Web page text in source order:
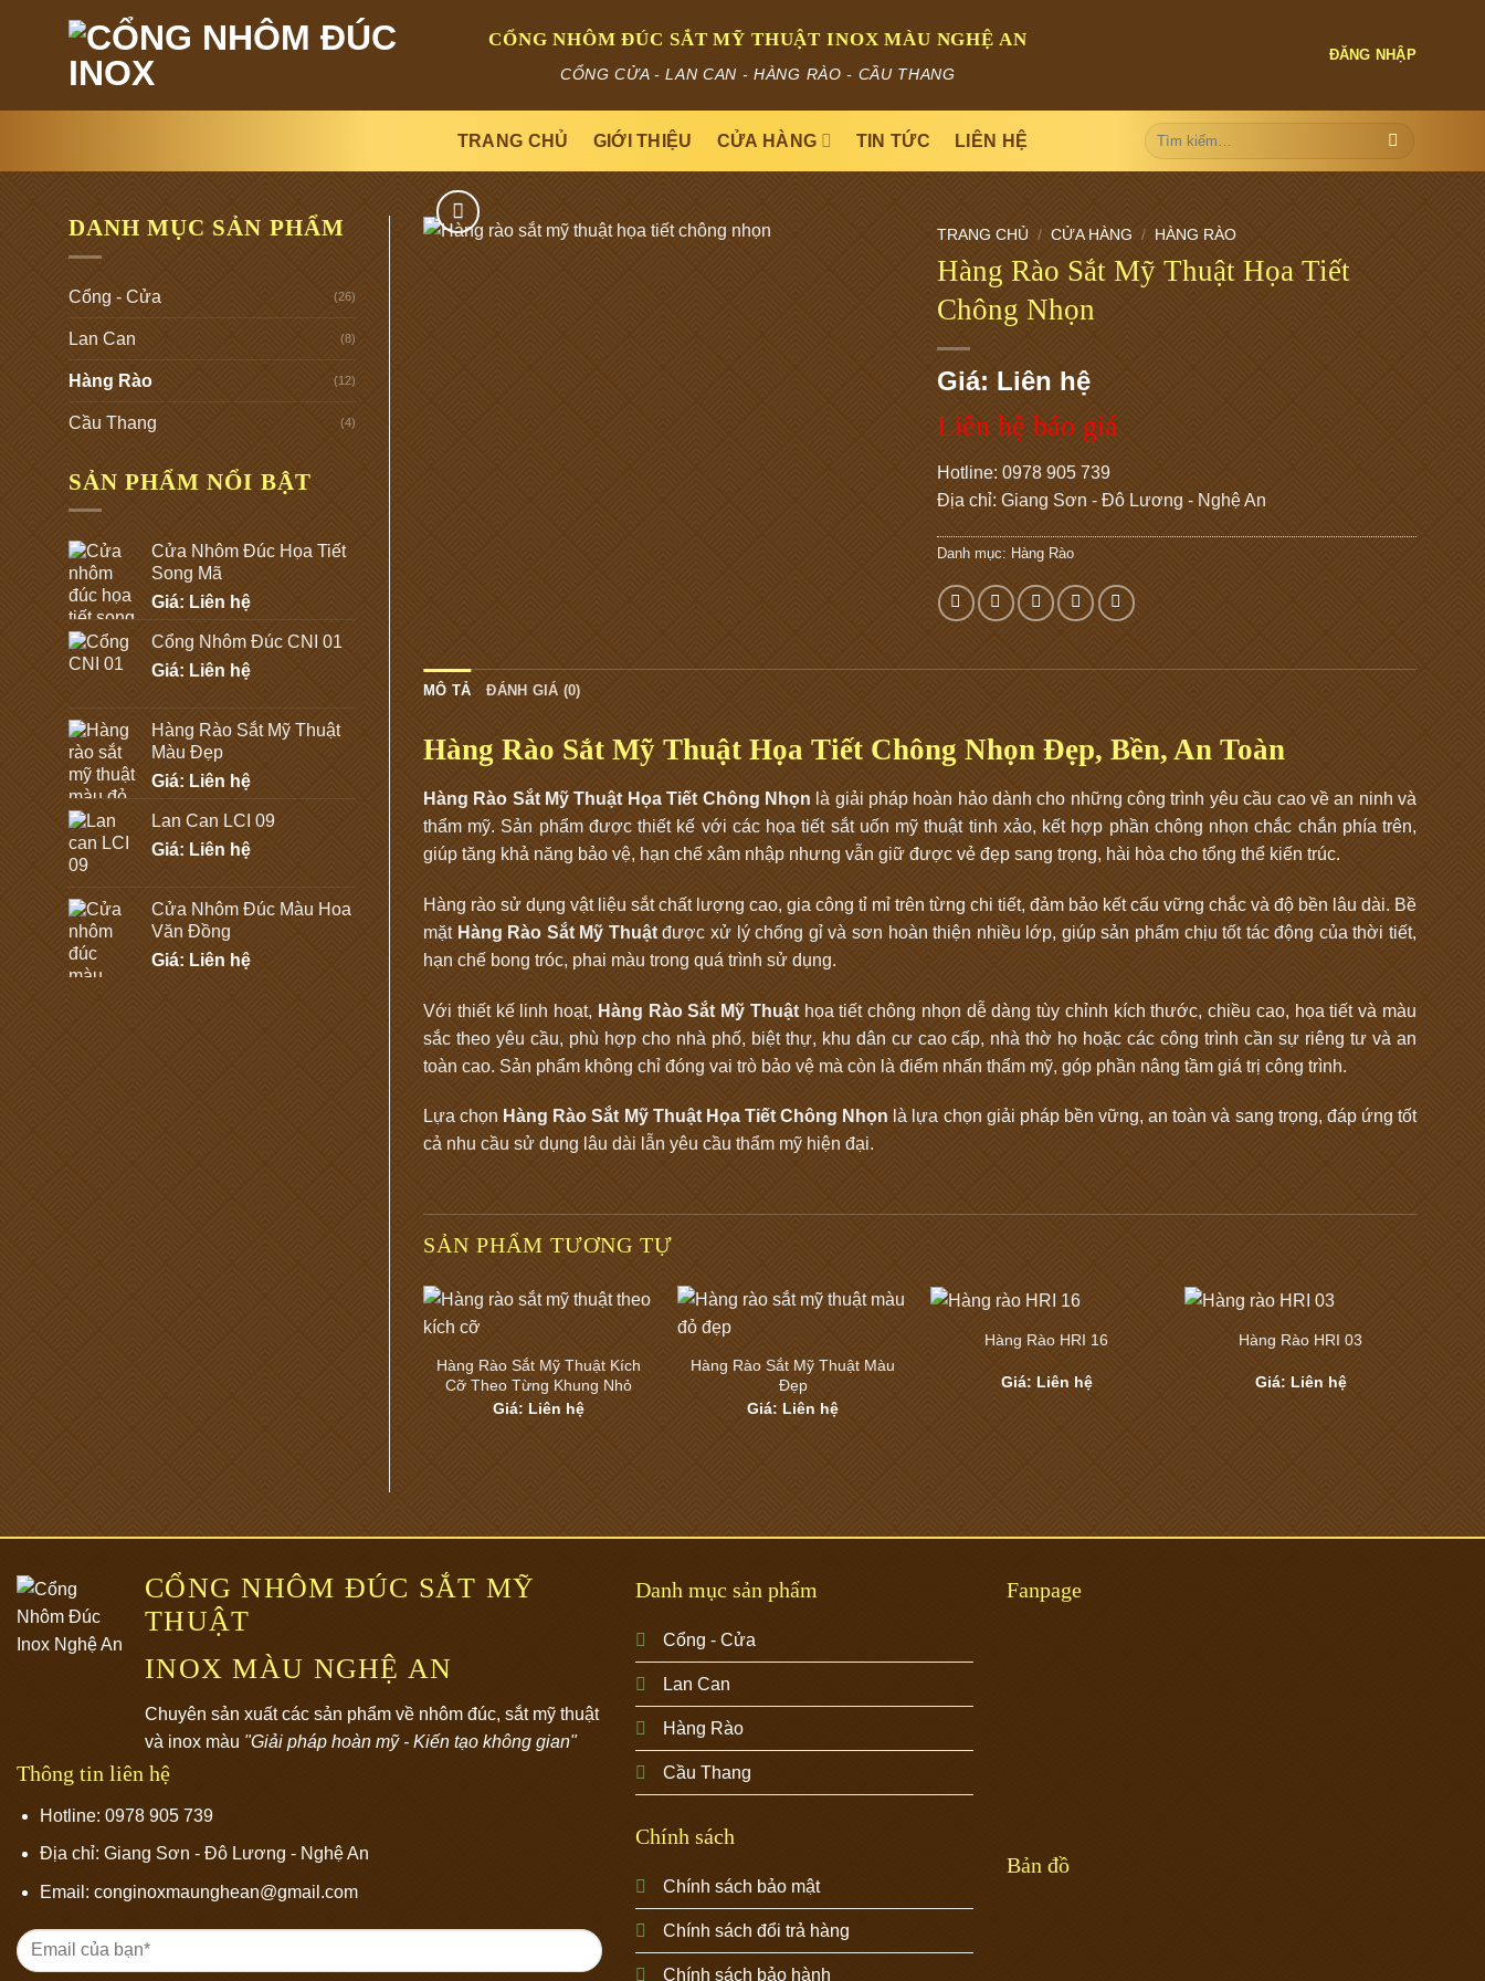
CỔNG NHÔM ĐÚC SẮT MỸ THUẬT INOX MÀU NGHỆ AN
CỔNG CỬA - LAN CAN - HÀNG RÀO - CẦU THANG
ĐĂNG NHẬP
TRANG CHỦ GIỚI THIỆU CỬA HÀNG TIN TỨC LIÊN HỆ
Tìm
kiếm:
DANH MỤC SẢN PHẨM
Cổng - Cửa (26)
Lan Can (8)
Hàng Rào (12)
Cầu Thang (4)
SẢN PHẨM NỔI BẬT
Cửa Nhôm Đúc Họa Tiết
Song Mã
Giá: Liên hệ
Cổng Nhôm Đúc CNI 01
Giá: Liên hệ
Hàng Rào Sắt Mỹ Thuật
Màu Đẹp
Giá: Liên hệ
Lan Can LCI 09
Giá: Liên hệ
Cửa Nhôm Đúc Màu Hoa
Văn Đồng
Giá: Liên hệ
TRANG CHỦ / CỬA HÀNG / HÀNG RÀO
Hàng Rào Sắt Mỹ Thuật Họa Tiết
Chông Nhọn
Giá: Liên hệ
Liên hệ báo giá
Hotline: 0978 905 739
Địa chỉ: Giang Sơn - Đô Lương - Nghệ An
Danh mục: Hàng Rào
MÔ TẢ ĐÁNH GIÁ (0)
Hàng Rào Sắt Mỹ Thuật Họa Tiết Chông Nhọn Đẹp, Bền, An Toàn
Hàng Rào Sắt Mỹ Thuật Họa Tiết Chông Nhọn là giải pháp hoàn hảo dành cho những công trình yêu cầu cao về an ninh và
thẩm mỹ. Sản phẩm được thiết kế với các họa tiết sắt uốn mỹ thuật tinh xảo, kết hợp phần chông nhọn chắc chắn phía trên,
giúp tăng khả năng bảo vệ, hạn chế xâm nhập nhưng vẫn giữ được vẻ đẹp sang trọng, hài hòa cho tổng thể kiến trúc.
Hàng rào sử dụng vật liệu sắt chất lượng cao, gia công tỉ mỉ trên từng chi tiết, đảm bảo kết cấu vững chắc và độ bền lâu dài. Bề
mặt Hàng Rào Sắt Mỹ Thuậtđược xử lý chống gỉ và sơn hoàn thiện nhiều lớp, giúp sản phẩm chịu tốt tác động của thời tiết,
hạn chế bong tróc, phai màu trong quá trình sử dụng.
Với thiết kế linh hoạt, Hàng Rào Sắt Mỹ Thuậthọa tiết chông nhọn dễ dàng tùy chỉnh kích thước, chiều cao, họa tiết và màu
sắc theo yêu cầu, phù hợp cho nhà phố, biệt thự, khu dân cư cao cấp, nhà thờ họ hoặc các công trình cần sự riêng tư và an
toàn cao. Sản phẩm không chỉ đóng vai trò bảo vệ mà còn là điểm nhấn thẩm mỹ, góp phần nâng tầm giá trị công trình.
Lựa chọn Hàng Rào Sắt Mỹ Thuật Họa Tiết Chông Nhọn là lựa chọn giải pháp bền vững, an toàn và sang trọng, đáp ứng tốt
cả nhu cầu sử dụng lâu dài lẫn yêu cầu thẩm mỹ hiện đại.
SẢN PHẨM TƯƠNG TỰ
Hàng Rào Sắt Mỹ Thuật Kích
Cỡ Theo Từng Khung Nhỏ
Giá: Liên hệ
Hàng Rào Sắt Mỹ Thuật Màu
Đẹp
Giá: Liên hệ
Hàng Rào HRI 16
Giá: Liên hệ
Hàng Rào HRI 03
Giá: Liên hệ
CỔNG NHÔM ĐÚC SẮT MỸ
THUẬT
INOX MÀU NGHỆ AN
Chuyên sản xuất các sản phẩm về nhôm đúc, sắt mỹ thuật
và inox màu "Giải pháp hoàn mỹ - Kiến tạo không gian"
Thông tin liên hệ
Hotline: 0978 905 739
Địa chỉ: Giang Sơn - Đô Lương - Nghệ An
Email: conginoxmaunghean@gmail.com
Danh mục sản phẩm
Cổng - Cửa
Lan Can
Hàng Rào
Cầu Thang
Chính sách
Chính sách bảo mật
Chính sách đổi trả hàng
Chính sách bảo hành
Fanpage
Bản đồ